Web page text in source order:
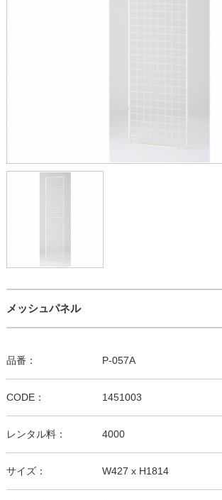
メッシュパネル
品番： P-057A
CODE： 1451003
レンタル料： 4000
サイズ： W427 x H1814